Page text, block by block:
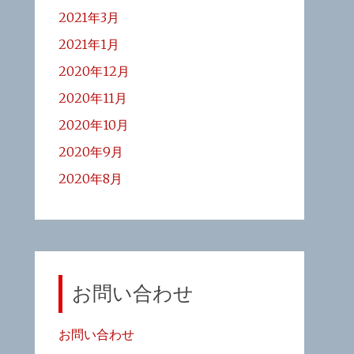
2021年3月
2021年1月
2020年12月
2020年11月
2020年10月
2020年9月
2020年8月
お問い合わせ
お問い合わせ